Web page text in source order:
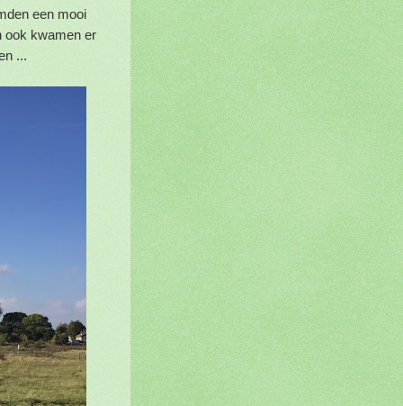
een mooi
ook kwamen er
...